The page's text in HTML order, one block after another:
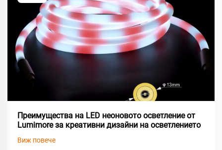
Преимущества на LED неоновото осветление от
Lumimore за креативни дизайни на осветлението
Виж повече